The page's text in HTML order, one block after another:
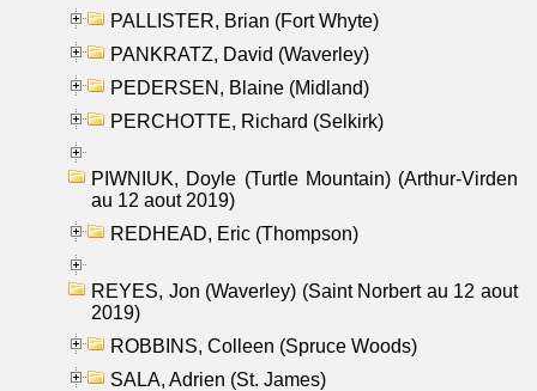
PALLISTER, Brian (Fort Whyte)
PANKRATZ, David (Waverley)
PEDERSEN, Blaine (Midland)
PERCHOTTE, Richard (Selkirk)
PIWNIUK, Doyle (Turtle Mountain) (Arthur-Virden
au 12 aout 2019)
REDHEAD, Eric (Thompson)
REYES, Jon (Waverley) (Saint Norbert au 12 aout
2019)
ROBBINS, Colleen (Spruce Woods)
SALA, Adrien (St. James)